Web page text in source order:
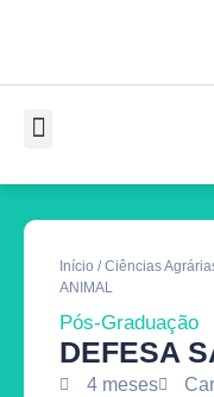
Início /Ciências
ANIMAL
Pós-Graduação
DEFESA
4 meses